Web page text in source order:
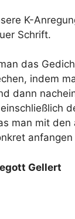
K-
Schrift.
das
indem
dann
man mit den
anfangen
Gellert